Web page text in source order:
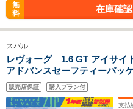
無
料
在庫確
スバル
レヴォーグ 1.6 GT アイサイ
アドバンスセーフティーパ
ックモニター 衝突軽減ブレ
ップ 車検整備付き 一年間保
販売店保証 購入プラン付
支払